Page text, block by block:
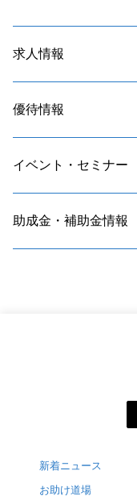
求人情報
優待情報
イベント・セミナー
助成金・補助金情報
新着ニュース
お助け道場